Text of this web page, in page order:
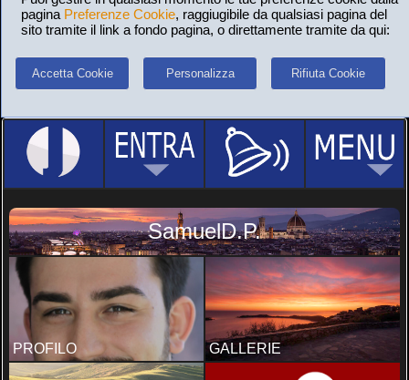
pagina Preferenze Cookie, raggiugibile da qualsiasi pagina del
sito tramite il link a fondo pagina, o direttamente tramite da qui:
Accetta Cookie Personalizza Rifiuta Cookie
SamuelD.P.
PROFILO GALLERIE